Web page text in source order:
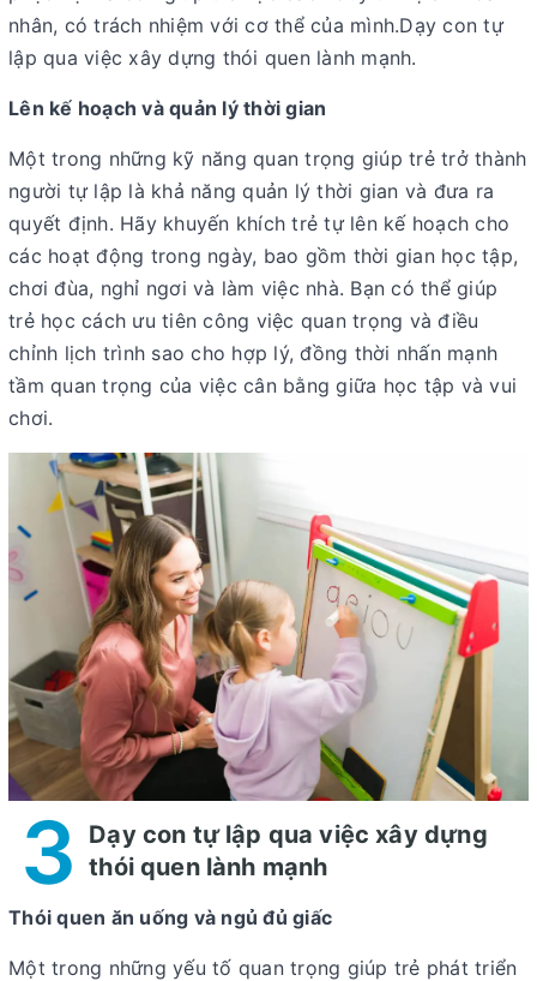
nhân, có trách nhiệm với cơ thể của mình.Dạy con tự
lập qua việc xây dựng thói quen lành mạnh.
Lên kế hoạch và quản lý thời gian
Một trong những kỹ năng quan trọng giúp trẻ trở thành
người tự lập là khả năng quản lý thời gian và đưa ra
quyết định. Hãy khuyến khích trẻ tự lên kế hoạch cho
các hoạt động trong ngày, bao gồm thời gian học tập,
chơi đùa, nghỉ ngơi và làm việc nhà. Bạn có thể giúp
trẻ học cách ưu tiên công việc quan trọng và điều
chỉnh lịch trình sao cho hợp lý, đồng thời nhấn mạnh
tầm quan trọng của việc cân bằng giữa học tập và vui
chơi.
3
Dạy con tự lập qua việc xây dựng
thói quen lành mạnh
Thói quen ăn uống và ngủ đủ giấc
Một trong những yếu tố quan trọng giúp trẻ phát triển